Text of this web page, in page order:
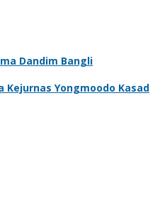
Dandim Bangli
Kejurnas Yongmoodo Kasad